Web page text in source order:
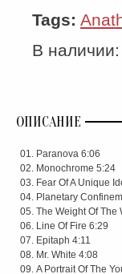
Tags:
В наличии:
ОПИСАНИЕ
Paranova 6:06
Monochrome 5:24
Fear Of A Unique
Planetary
The Weight Of The
Line Of Fire 6:29
Epitaph 4:11
Mr. White 4:08
A Portrait Of The